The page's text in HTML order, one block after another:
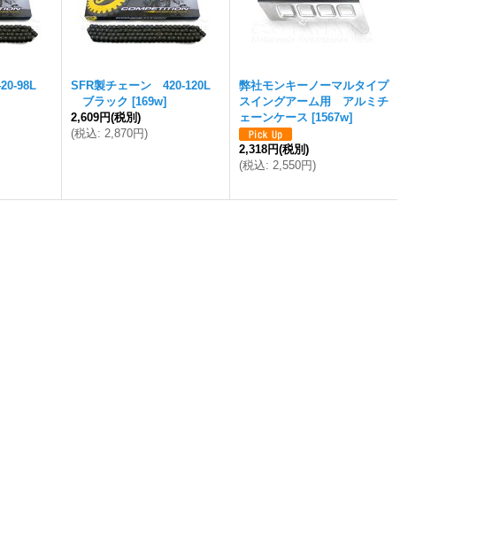
98L
SFR製チェーン 420-120L
ブラック [169w]
2,609円(税別)
(税込: 2,870円)
弊社モンキーノーマルタイプ
スイングアーム用 アルミチ
ェーンケース [1567w]
2,318円(税別)
(税込: 2,550円)